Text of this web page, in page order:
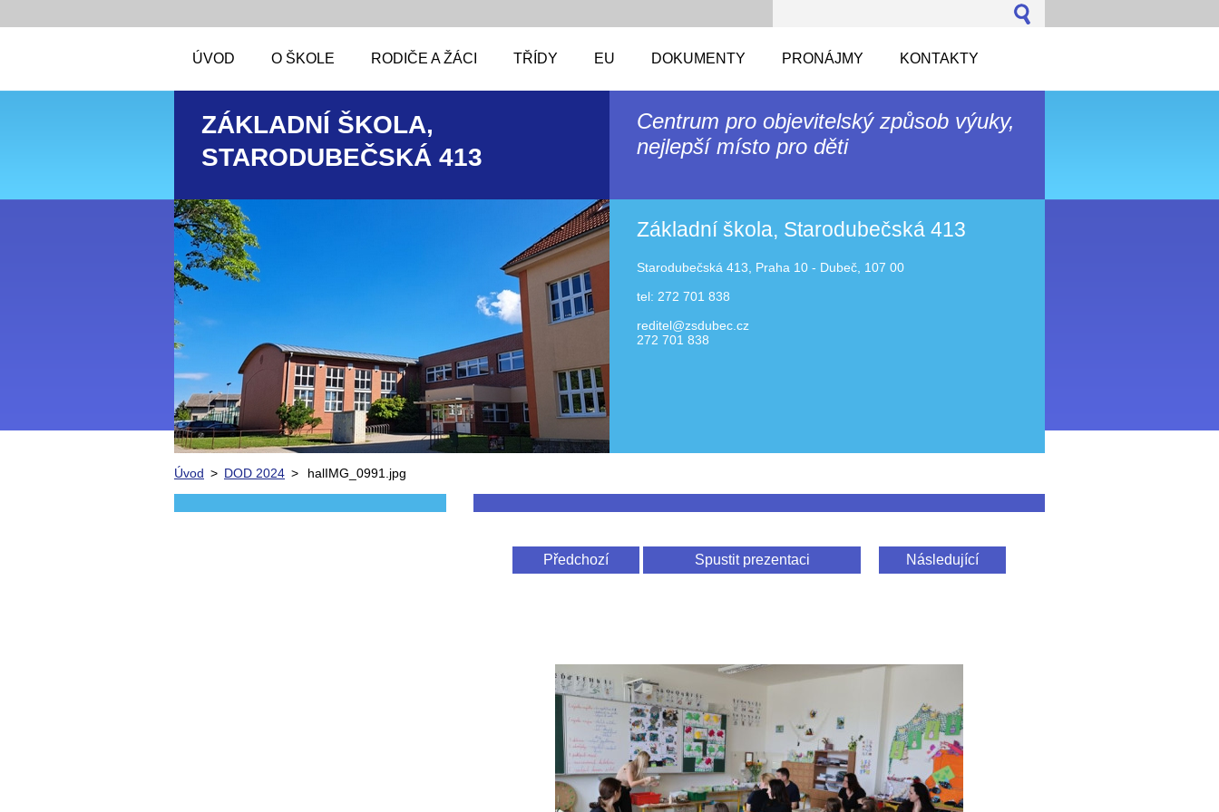
ÚVOD O ŠKOLE RODIČE A ŽÁCI TŘÍDY EU DOKUMENTY PRONÁJMY KONTAKTY
ZÁKLADNÍ ŠKOLA,
STARODUBEČSKÁ 413
Centrum pro objevitelský způsob výuky,
nejlepší místo pro děti
Základní škola, Starodubečská 413
Starodubečská 413, Praha 10 - Dubeč, 107 00
tel: 272 701 838
reditel@zsdubec.cz
272 701 838
Úvod > DOD 2024 > halIMG_0991.jpg
Předchozí Spustit prezentaci Následující